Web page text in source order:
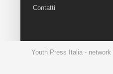
Contatti
Youth Press Italia -